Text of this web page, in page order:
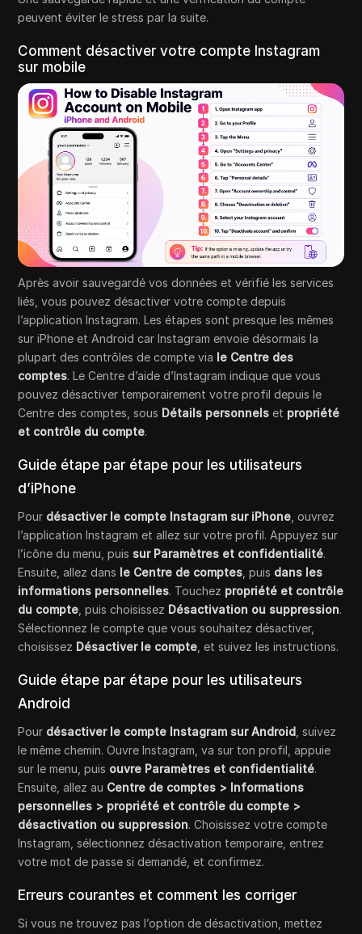
peuvent éviter le stress par la suite.
Comment désactiver votre compte Instagram
sur mobile
Après avoir sauvegardé vos données et vérifié les services
liés, vous pouvez désactiver votre compte depuis
l’application Instagram. Les étapes sont presque les mêmes
sur iPhone et Android car Instagram envoie désormais la
plupart des contrôles de compte via le Centre des
comptes. Le Centre d’aide d’Instagram indique que vous
pouvez désactiver temporairement votre profil depuis le
Centre des comptes, sous Détails personnels et propriété
et contrôle du compte.
Guide étape par étape pour les utilisateurs
d’iPhone
Pour désactiver le compte Instagram sur iPhone , ouvrez
l’application Instagram et allez sur votre profil. Appuyez sur
l’icône du menu, puis sur Paramètres et confidentialité.
Ensuite, allez dans le Centre de comptes , puis dans les
informations personnelles. Touchez propriété et contrôle
du compte , puis choisissez Désactivation ou suppression.
Sélectionnez le compte que vous souhaitez désactiver,
choisissez Désactiver le compte , et suivez les instructions.
Guide étape par étape pour les utilisateurs
Android
Pour désactiver le compte Instagram sur Android , suivez
le même chemin. Ouvre Instagram, va sur ton profil, appuie
sur le menu, puis ouvre Paramètres et confidentialité.
Ensuite, allez au Centre de comptes > Informations
personnelles > propriété et contrôle du compte >
désactivation ou suppression. Choisissez votre compte
Instagram, sélectionnez désactivation temporaire, entrez
votre mot de passe si demandé, et confirmez.
Erreurs courantes et comment les corriger
Si vous ne trouvez pas l’option de désactivation, mettez